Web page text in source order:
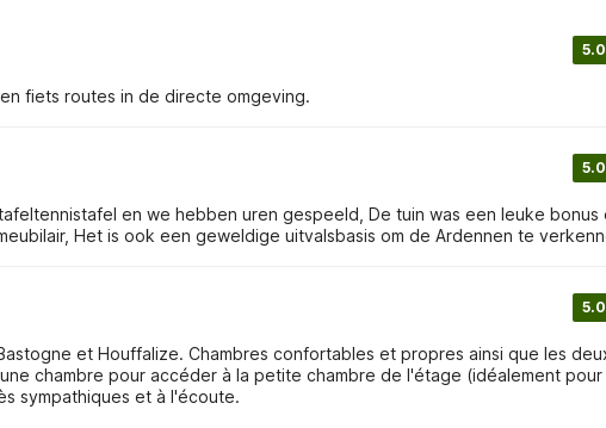
5.0
fiets routes in de directe omgeving.
5.0
en we hebben uren gespeeld, De tuin was een leuke bonus
Het is ook een geweldige uitvalsbasis om de Ardennen te
5.0
et Houffalize. Chambres confortables et propres ainsi que les
chambre pour accéder à la petite chambre de l'étage (idéalement pour
sympathiques et à l'écoute.